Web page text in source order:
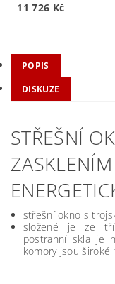
11 726 Kč
POPIS
DISKUZE
STŘEŠNÍ
střešní okno s
složené je ze
postranní skla je
komory jsou široké